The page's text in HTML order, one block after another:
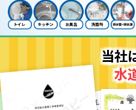
当社
水